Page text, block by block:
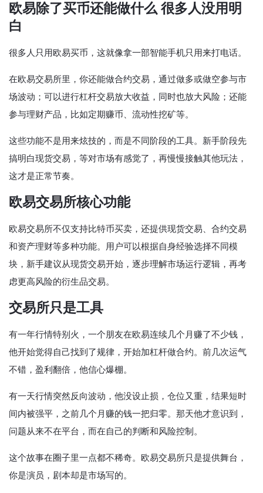
欧易除了买币还能做什么 很多人没用明
白
很多人只用欧易买币，这就像拿一部智能手机只用来打电话。
在欧易交易所里，你还能做合约交易，通过做多或做空参与市
场波动；可以进行杠杆交易放大收益，同时也放大风险；还能
参与理财产品，比如定期赚币、流动性挖矿等。
这些功能不是用来炫技的，而是不同阶段的工具。新手阶段先
搞明白现货交易，等对市场有感觉了，再慢慢接触其他玩法，
这才是正常节奏。
欧易交易所核心功能
欧易交易所不仅支持比特币买卖，还提供现货交易、合约交易
和资产理财等多种功能。用户可以根据自身经验选择不同模
块，新手建议从现货交易开始，逐步理解市场运行逻辑，再考
虑更高风险的衍生品交易。
交易所只是工具
有一年行情特别火，一个朋友在欧易连续几个月赚了不少钱，
他开始觉得自己找到了规律，开始加杠杆做合约。前几次运气
不错，盈利翻倍，他信心爆棚。
有一天行情突然反向波动，他没设止损，仓位又重，结果短时
间内被强平，之前几个月赚的钱一把归零。那天他才意识到，
问题从来不在平台，而在自己的判断和风险控制。
这个故事在圈子里一点都不稀奇。欧易交易所只是提供舞台，
你是演员，剧本却是市场写的。